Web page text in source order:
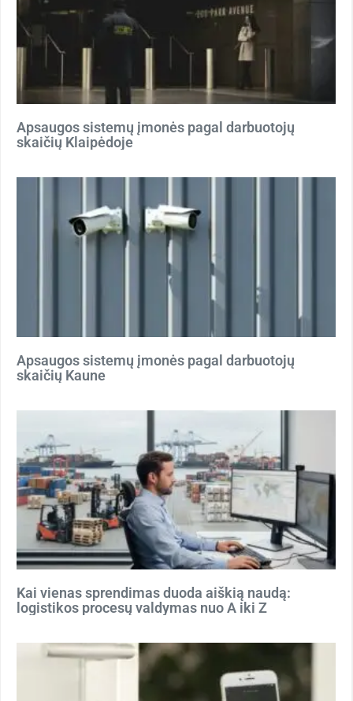
Apsaugos sistemų įmonės pagal darbuotojų
skaičių Klaipėdoje
Apsaugos sistemų įmonės pagal darbuotojų
skaičių Kaune
Kai vienas sprendimas duoda aiškią naudą:
logistikos procesų valdymas nuo A iki Z